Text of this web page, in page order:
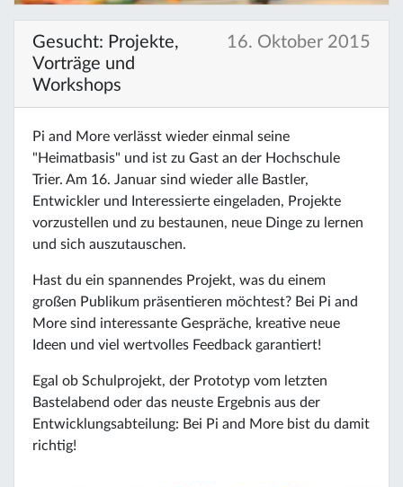
Gesucht: Projekte,
Vorträge und
Workshops
16. Oktober 2015
Pi and More verlässt wieder einmal seine
"Heimatbasis" und ist zu Gast an der Hochschule
Trier. Am 16. Januar sind wieder alle Bastler,
Entwickler und Interessierte eingeladen, Projekte
vorzustellen und zu bestaunen, neue Dinge zu lernen
und sich auszutauschen.
Hast du ein spannendes Projekt, was du einem
großen Publikum präsentieren möchtest? Bei Pi and
More sind interessante Gespräche, kreative neue
Ideen und viel wertvolles Feedback garantiert!
Egal ob Schulprojekt, der Prototyp vom letzten
Bastelabend oder das neuste Ergebnis aus der
Entwicklungsabteilung: Bei Pi and More bist du damit
richtig!